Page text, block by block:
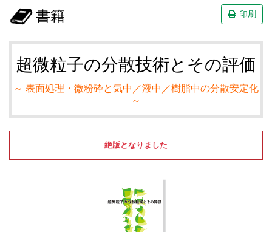
書籍 印刷
超微粒子の分散技術とその評価
～ 表面処理・微粉砕と気中／液中／樹脂中の分散安定化
～
絶版となりました